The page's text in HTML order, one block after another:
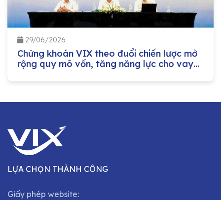
29/06/2026
Chứng khoán VIX theo đuổi chiến lược mở
rộng quy mô vốn, tăng năng lực cho vay
LỰA CHỌN THÀNH CÔNG
Giấy phép website: